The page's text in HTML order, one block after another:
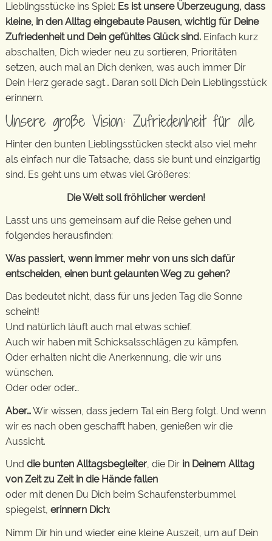
Lieblingsstücke ins Spiel: Es ist unsere Überzeugung, dass
kleine, in den Alltag eingebaute Pausen, wichtig für Deine
Zufriedenheit und Dein gefühltes Glück sind. Einfach kurz
abschalten, Dich wieder neu zu sortieren, Prioritäten
setzen, auch mal an Dich denken, was auch immer Dir
Dein Herz gerade sagt… Daran soll Dich Dein Lieblingsstück
erinnern.
Unsere große Vision: Zufriedenheit für alle
Hinter den bunten Lieblingsstücken steckt also viel mehr
als einfach nur die Tatsache, dass sie bunt und einzigartig
sind. Es geht uns um etwas viel Größeres:
Die Welt soll fröhlicher werden!
Lasst uns uns gemeinsam auf die Reise gehen und
folgendes herausfinden:
Was passiert, wenn immer mehr von uns sich dafür
entscheiden, einen bunt gelaunten Weg zu gehen?
Das bedeutet nicht, dass für uns jeden Tag die Sonne
scheint!
Und natürlich läuft auch mal etwas schief.
Auch wir haben mit Schicksalsschlägen zu kämpfen.
Oder erhalten nicht die Anerkennung, die wir uns
wünschen.
Oder oder oder…
Aber…Wir wissen, dass jedem Tal ein Berg folgt. Und wenn
wir es nach oben geschafft haben, genießen wir die
Aussicht.
Und die bunten Alltagsbegleiter, die Dir in Deinem Alltag
von Zeit zu Zeit in die Hände fallen
oder mit denen Du Dich beim Schaufensterbummel
spiegelst, erinnern Dich:
Nimm Dir hin und wieder eine kleine Auszeit, um auf Dein